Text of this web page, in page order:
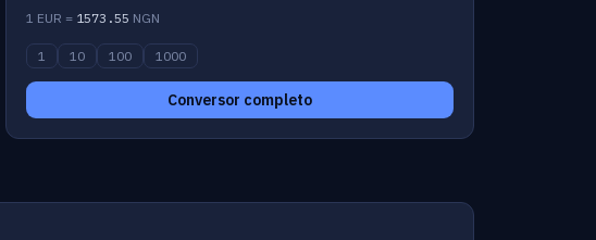
1 EUR = 1573.55 NGN
1 10 100 1000
Conversor completo